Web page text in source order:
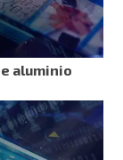
aluminio